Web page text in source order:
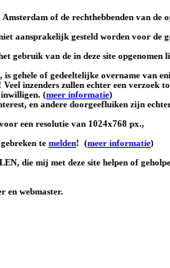
of de rechthebbenden van de
aansprakelijk gesteld worden voor de
gebruik van de in deze site opgenomen
gehele of gedeeltelijke overname van
inzenders zullen echter een verzoek
(meer informatie)
en andere doorgeefluiken zijn
een resolutie van 1024x768 px.,
te melden! (meer informatie)
die mij met deze site helpen of
en webmaster.